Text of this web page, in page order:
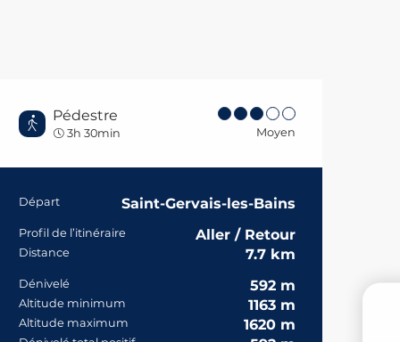
Pédestre
3h 30min Moyen
Informations
Départ Saint-Gervais-les-Bains
Profil de l’itinéraire Aller / Retour
Distance 7.7 km
Dénivelé 592 m
Altitude minimum 1163 m
Altitude maximum 1620 m